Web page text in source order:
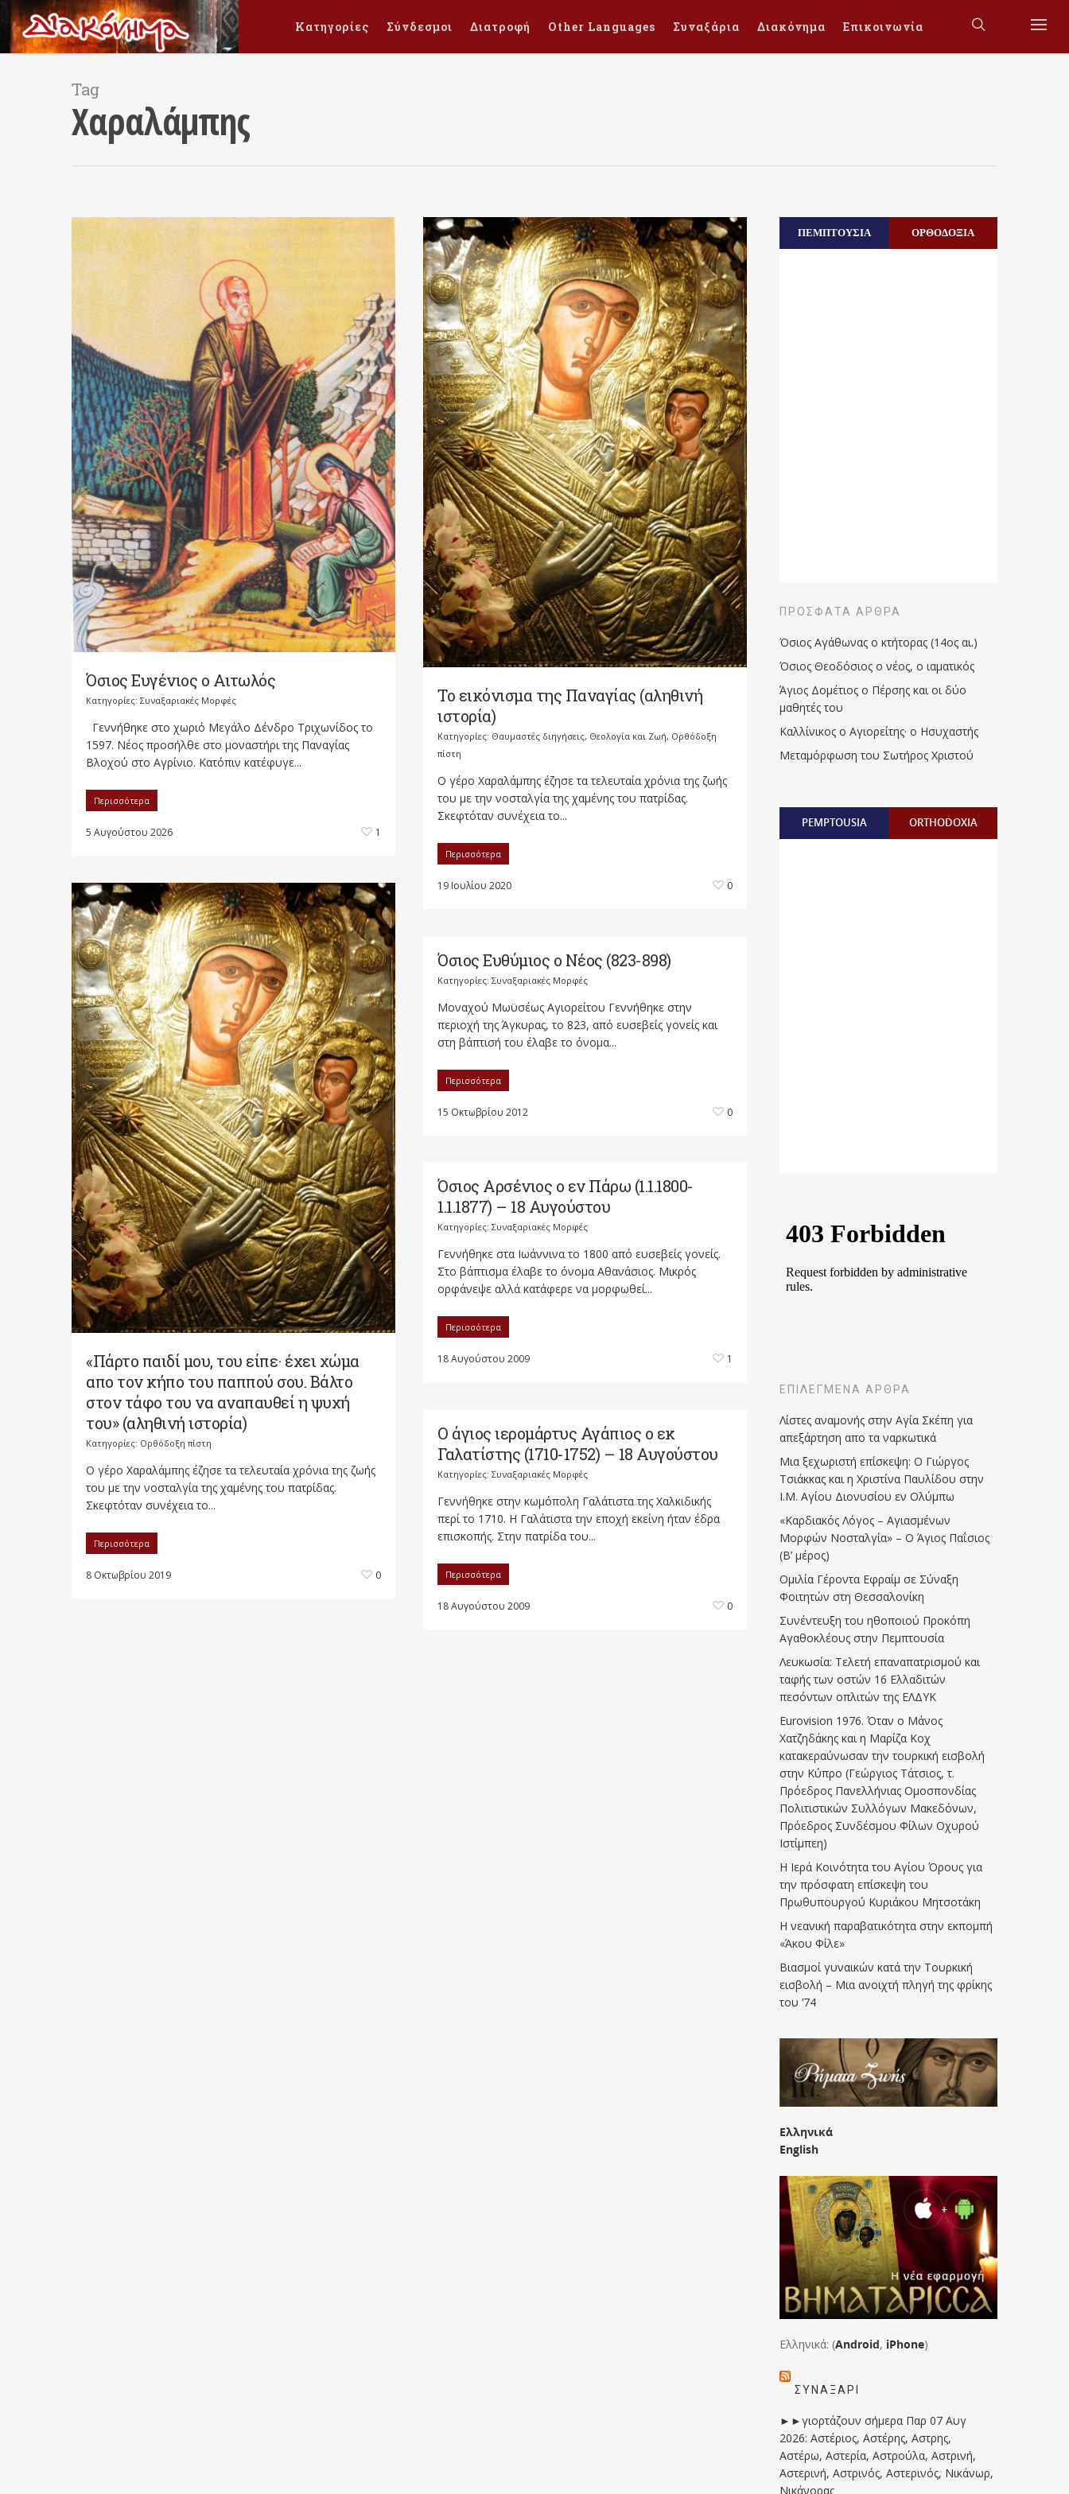
Κατηγορίες Σύνδεσμοι Διατροφή Other Languages Συναξάρια Διακόνημα Επικοινωνία
Tag
Χαραλάμπης
Όσιος Ευγένιος ο Αιτωλός
Κατηγορίες: Συναξαριακές Μορφές
Γεννήθηκε στο χωριό Μεγάλο Δένδρο Τριχωνίδος το
1597. Νέος προσήλθε στο μοναστήρι της Παναγίας
Βλοχού στο Αγρίνιο. Κατόπιν κατέφυγε...
Περισσότερα
5 Αυγούστου 2026 1
Το εικόνισμα της Παναγίας (αληθινή
ιστορία)
Κατηγορίες: Θαυμαστές διηγήσεις, Θεολογία και Ζωή, Ορθόδοξη
πίστη
O γέρο Χαραλάμπης έζησε τα τελευταία χρόνια της ζωής
του με την νοσταλγία της χαμένης του πατρίδας.
Σκεφτόταν συνέχεια το...
Περισσότερα
19 Ιουλίου 2020 0
«Πάρτο παιδί μου, του είπε· έχει χώμα
απο τον κήπο του παππού σου. Βάλτο
στον τάφο του να αναπαυθεί η ψυχή
του» (αληθινή ιστορία)
Κατηγορίες: Ορθόδοξη πίστη
O γέρο Χαραλάμπης έζησε τα τελευταία χρόνια της ζωής
του με την νοσταλγία της χαμένης του πατρίδας.
Σκεφτόταν συνέχεια το...
Περισσότερα
8 Οκτωβρίου 2019 0
Όσιος Ευθύμιος ο Νέος (823-898)
Κατηγορίες: Συναξαριακές Μορφές
Μοναχού Μωϋσέως Αγιορείτου Γεννήθηκε στην
περιοχή της Άγκυρας, το 823, από ευσεβείς γονείς και
στη βάπτισή του έλαβε το όνομα...
Περισσότερα
15 Οκτωβρίου 2012 0
Όσιος Αρσένιος ο εν Πάρω (1.1.1800-
1.1.1877) – 18 Αυγούστου
Κατηγορίες: Συναξαριακές Μορφές
Γεννήθηκε στα Ιωάννινα το 1800 από ευσεβείς γονείς.
Στο βάπτισμα έλαβε το όνομα Αθανάσιος. Μικρός
ορφάνεψε αλλά κατάφερε να μορφωθεί...
Περισσότερα
18 Αυγούστου 2009 1
Ο άγιος ιερομάρτυς Αγάπιος ο εκ
Γαλατίστης (1710-1752) – 18 Αυγούστου
Κατηγορίες: Συναξαριακές Μορφές
Γεννήθηκε στην κωμόπολη Γαλάτιστα της Χαλκιδικής
περί το 1710. Η Γαλάτιστα την εποχή εκείνη ήταν έδρα
επισκοπής. Στην πατρίδα του...
Περισσότερα
18 Αυγούστου 2009 0
ΠΕΜΠΤΟΥΣΙΑ ΟΡΘΟΔΟΞΙΑ
ΠΡΌΣΦΑΤΑ ΆΡΘΡΑ
Όσιος Αγάθωνας ο κτήτορας (14ος αι.)
Όσιος Θεοδόσιος ο νέος, ο ιαματικός
Άγιος Δομέτιος ο Πέρσης και οι δύο
μαθητές του
Καλλίνικος ο Αγιορείτης · ο Ησυχαστής
Μεταμόρφωση του Σωτήρος Χριστού
PEMPTOUSIA ORTHODOXIA
ΕΠΙΛΕΓΜΈΝΑ ΆΡΘΡΑ
Λίστες αναμονής στην Αγία Σκέπη για
απεξάρτηση απο τα ναρκωτικά
Μια ξεχωριστή επίσκεψη: Ο Γιώργος
Τσιάκκας και η Χριστίνα Παυλίδου στην
Ι.Μ. Αγίου Διονυσίου εν Ολύμπω
«Καρδιακός Λόγος – Αγιασμένων
Μορφών Νοσταλγία» – Ο Άγιος Παΐσιος
(Β’ μέρος)
Ομιλία Γέροντα Εφραίμ σε Σύναξη
Φοιτητών στη Θεσσαλονίκη
Συνέντευξη του ηθοποιού Προκόπη
Αγαθοκλέους στην Πεμπτουσία
Λευκωσία: Τελετή επαναπατρισμού και
ταφής των οστών 16 Ελλαδιτών
πεσόντων οπλιτών της ΕΛΔΥΚ
Eurovision 1976. Όταν ο Μάνος
Χατζηδάκης και η Μαρίζα Κοχ
κατακεραύνωσαν την τουρκική εισβολή
στην Κύπρο (Γεώργιος Τάτσιος, τ.
Πρόεδρος Πανελλήνιας Ομοσπονδίας
Πολιτιστικών Συλλόγων Μακεδόνων,
Πρόεδρος Συνδέσμου Φίλων Οχυρού
Ιστίμπεη)
Η Ιερά Κοινότητα του Αγίου Όρους για
την πρόσφατη επίσκεψη του
Πρωθυπουργού Κυριάκου Μητσοτάκη
Η νεανική παραβατικότητα στην εκπομπή
«Άκου Φίλε»
Βιασμοί γυναικών κατά την Τουρκική
εισβολή – Μια ανοιχτή πληγή της φρίκης
του ’74
Ελληνικά
English
Ελληνικά: (Android, iPhone)
ΣΥΝΑΞΆΡΙ
►►γιορτάζουν σήμερα Παρ 07 Αυγ
2026: Αστέριος, Αστέρης, Αστρης,
Αστέρω, Αστερία, Αστρούλα, Αστρινή,
Αστερινή, Αστρινός, Αστερινός, Νικάνωρ,
Νικάνορας